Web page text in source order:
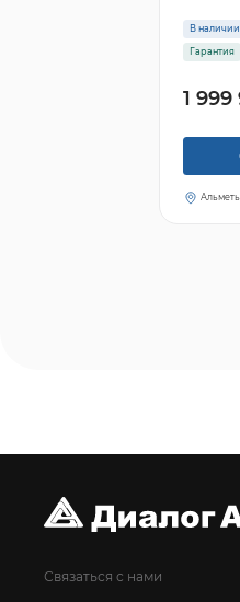
В наличии
Гарантия
1
Связаться с нами